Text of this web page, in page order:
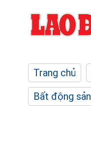
Trang chủ
Bất động sản